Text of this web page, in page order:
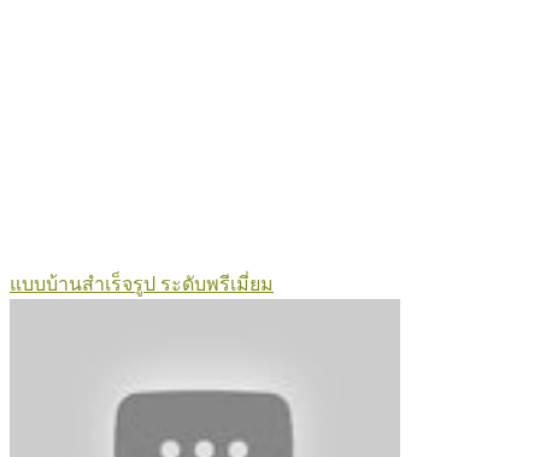
แบบบ้านสำเร็จรูป ระดับพรีเมี่ยม